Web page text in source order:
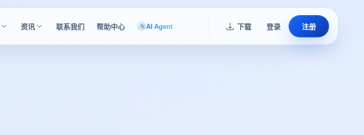
资讯 联系我们 帮助中心 AI Agent 下载 登录 注册